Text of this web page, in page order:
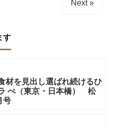
Next »
す
材を見出し選ばれ続けるひ
ぺ（東京・日本橋） 松
6月号